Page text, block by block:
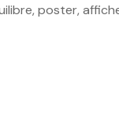
poster,